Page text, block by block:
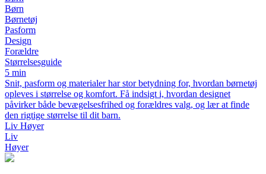
Børn
Børnetøj
Pasform
Design
Forældre
Størrelsesguide
5 min
Snit, pasform og materialer har stor betydning for, hvordan børnetøj
opleves i størrelse og komfort. Få indsigt i, hvordan designet
påvirker både bevægelsesfrihed og forældres valg, og lær at finde
den rigtige størrelse til dit barn.
Liv Høyer
Liv
Høyer